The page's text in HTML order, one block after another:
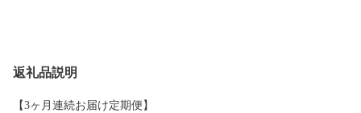
返礼品説明
【3ヶ月連続お届け定期便】